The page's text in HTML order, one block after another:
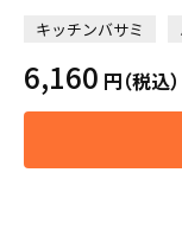
キッチンバサミ
6,160 円（税込